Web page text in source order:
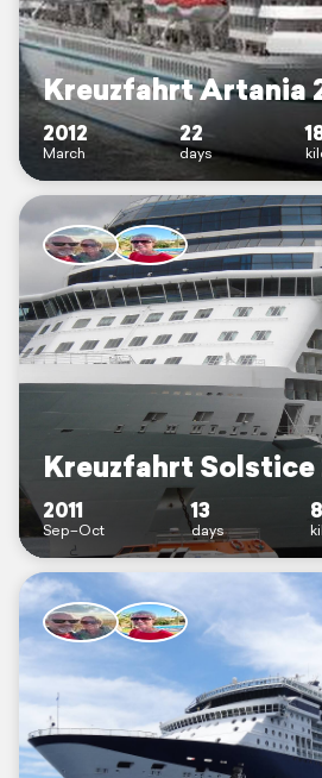
Kreuzfahrt Artania
2012
March
22
days
Kreuzfahrt Solstice
2011
Sep–Oct
13
days